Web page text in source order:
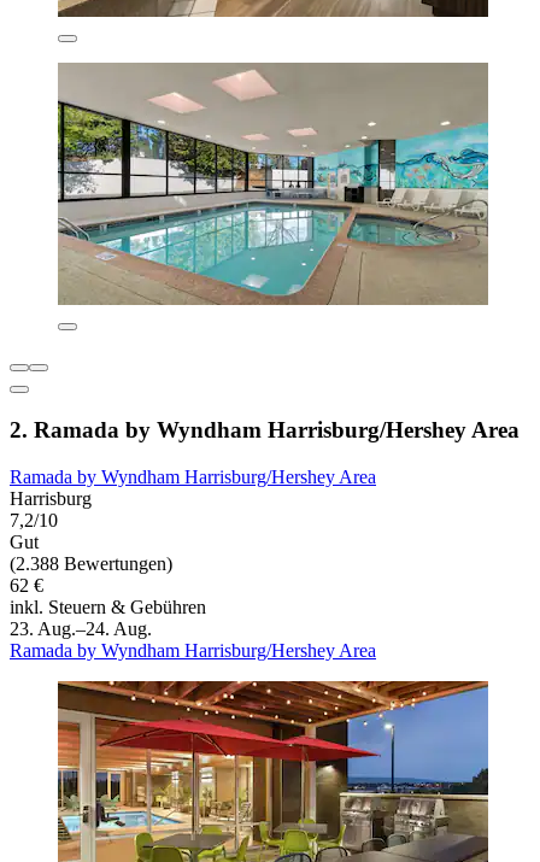
2. Ramada by Wyndham Harrisburg/Hershey Area
Ramada by Wyndham Harrisburg/Hershey Area
Harrisburg
7,2/10
Gut
(2.388 Bewertungen)
62 €
inkl. Steuern & Gebühren
23. Aug.–24. Aug.
Ramada by Wyndham Harrisburg/Hershey Area